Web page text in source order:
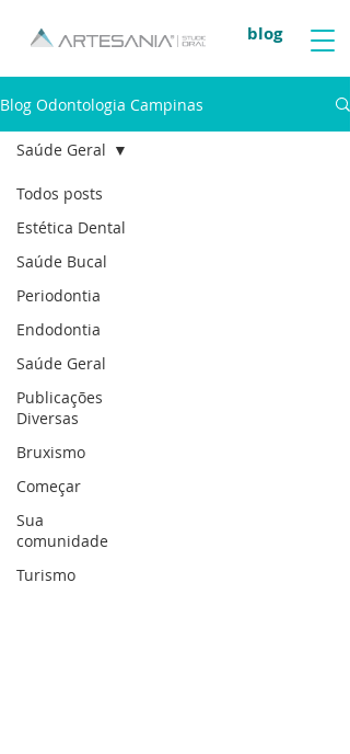
blog
Blog Odontologia Campinas
Todos posts
Estética Dental
Saúde Bucal
Periodontia
Endodontia
Saúde Geral
Publicações
Diversas
Bruxismo
Começar
Sua
comunidade
Turismo
Saúde Geral